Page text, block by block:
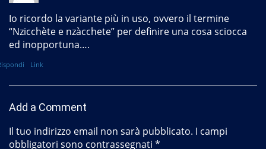
Io ricordo la variante più in uso, ovvero il termine
“Nzicchète e nzàcchete” per definire una cosa sciocca
ed inopportuna….
Link
Add a Comment
Il tuo indirizzo email non sarà pubblicato. I campi
obbligatori sono contrassegnati *